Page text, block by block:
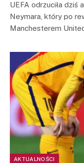
UEFA odrzuciła dziś
Neymara, który po
Manchesterem
AKTUALNOŚCI